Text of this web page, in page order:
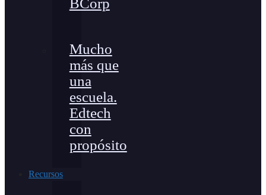
BCorp
Mucho
más que
una
escuela.
Edtech
con
propósito
Recursos